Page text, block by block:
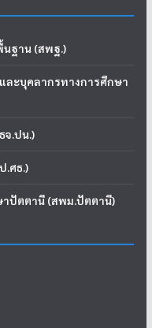
ฐาน (สพฐ.)
ละบุคลากรทางการศึกษา
จ.ปน.)
.ศธ.)
ปัตตานี (สพม.ปัตตานี)